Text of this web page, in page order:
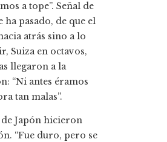
a tope”. Señal de
ha pasado, de que el
atrás sino a lo
Suiza en octavos,
llegaron a la
“Ni antes éramos
tan malas”.
Japón hicieron
“Fue duro, pero se